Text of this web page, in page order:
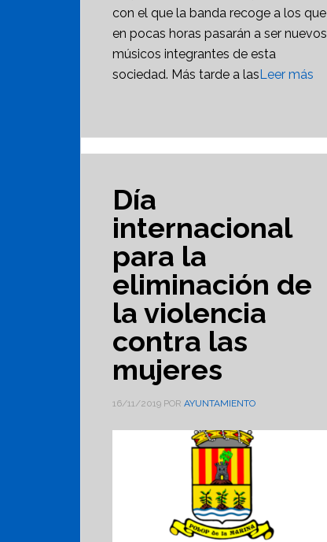
con el que la banda recoge a los que
en pocas horas pasarán a ser nuevos
músicos integrantes de esta
sociedad. Más tarde a lasLeer más
Día
internacional
para la
eliminación de
la violencia
contra las
mujeres
16/11/2019 POR AYUNTAMIENTO